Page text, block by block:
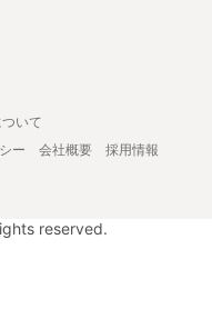
いて
ー 会社概要
採用情報
reserved.